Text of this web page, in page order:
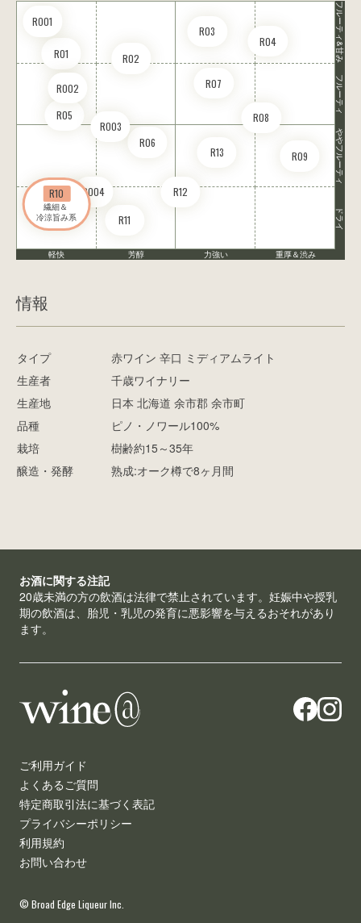
R01 R02
R03
R04
R05
R06
R07
R08
R09
R10
繊細＆
冷涼旨み系
R11
R12
R13
RO01
RO02
RO03
RO04
フルーティ&甘み
フルーティ
ややフルーティ
ドライ
軽快 芳醇 力強い 重厚＆渋み
情報
タイプ
赤ワイン 辛口 ミディアムライト
生産者
千歳ワイナリー
生産地
日本 北海道 余市郡 余市町
品種
ピノ・ノワール100%
栽培
樹齢約15～35年
醸造・発酵
熟成:オーク樽で8ヶ月間
お酒に関する注記
20歳未満の方の飲酒は法律で禁止されています。妊娠中や授乳
期の飲酒は、胎児・乳児の発育に悪影響を与えるおそれがあり
ます。
ご利用ガイド
よくあるご質問
特定商取引法に基づく表記
プライバシーポリシー
利用規約
お問い合わせ
© Broad Edge Liqueur Inc.